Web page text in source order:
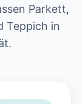
Parkett,
Teppich in